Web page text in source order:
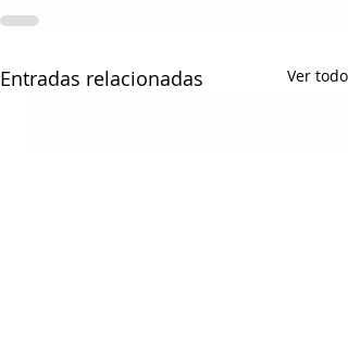
Entradas relacionadas Ver todo